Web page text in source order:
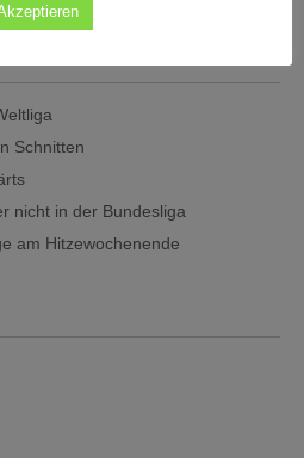
Schnitten
nicht in der Bundesliga
am Hitzewochenende